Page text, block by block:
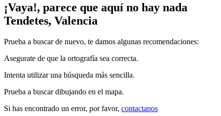
¡Vaya!, parece que aquí no hay nada
Tendetes, Valencia
Prueba a buscar de nuevo, te damos algunas recomendaciones:
Asegurate de que la ortografía sea correcta.
Intenta utilizar una búsqueda más sencilla.
Prueba a buscar dibujando en el mapa.
Si has encontrado un error, por favor, contactanos